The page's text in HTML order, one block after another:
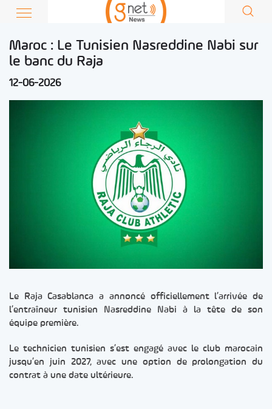
Maroc : Le Tunisien Nasreddine Nabi sur
le banc du Raja
12-06-2026
Le Raja Casablanca a annoncé officiellement l’arrivée de
l’entraîneur tunisien Nasreddine Nabi à la tête de son
équipe première.
Le technicien tunisien s’est engagé avec le club marocain
jusqu’en juin 2027, avec une option de prolongation du
contrat à une date ultérieure.